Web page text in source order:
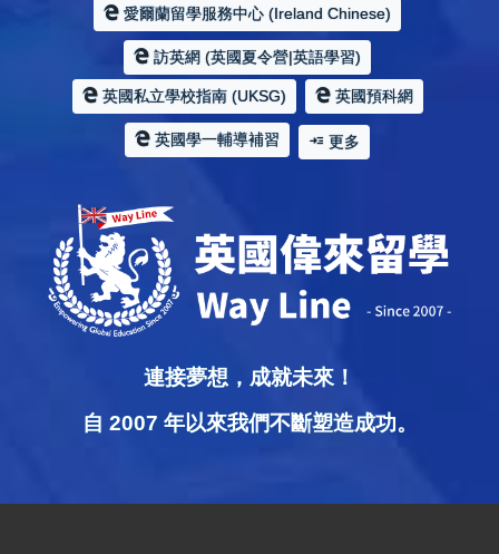
愛爾蘭留學服務中心 (Ireland Chinese)
訪英網 (英國夏令營|英語學習)
英國私立學校指南 (UKSG) 英國預科網
英國學一輔導補習 更多
連接夢想，成就未來！
自 2007 年以來我們不斷塑造成功。